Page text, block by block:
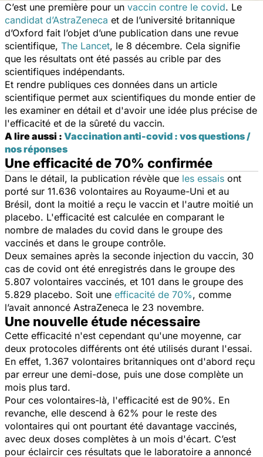
C’est une première pour un vaccin contre le covid. Le
candidat d’AstraZeneca et de l’université britannique
d’Oxford fait l’objet d’une publication dans une revue
scientifique, The Lancet, le 8 décembre. Cela signifie
que les résultats ont été passés au crible par des
scientifiques indépendants.
Et rendre publiques ces données dans un article
scientifique permet aux scientifiques du monde entier de
les examiner en détail et d'avoir une idée plus précise de
l'efficacité et de la sûreté du vaccin.
A lire aussi : Vaccination anti-covid : vos questions /
nos réponses
Une efficacité de 70% confirmée
Dans le détail, la publication révèle que les essais ont
porté sur 11.636 volontaires au Royaume-Uni et au
Brésil, dont la moitié a reçu le vaccin et l'autre moitié un
placebo. L'efficacité est calculée en comparant le
nombre de malades du covid dans le groupe des
vaccinés et dans le groupe contrôle.
Deux semaines après la seconde injection du vaccin, 30
cas de covid ont été enregistrés dans le groupe des
5.807 volontaires vaccinés, et 101 dans le groupe des
5.829 placebo. Soit une efficacité de 70%, comme
l’avait annoncé AstraZeneca le 23 novembre.
Une nouvelle étude nécessaire
Cette efficacité n'est cependant qu'une moyenne, car
deux protocoles différents ont été utilisés durant l'essai.
En effet, 1.367 volontaires britanniques ont d'abord reçu
par erreur une demi-dose, puis une dose complète un
mois plus tard.
Pour ces volontaires-là, l'efficacité est de 90%. En
revanche, elle descend à 62% pour le reste des
volontaires qui ont pourtant été davantage vaccinés,
avec deux doses complètes à un mois d'écart. C’est
pour éclaircir ces résultats que le laboratoire a annoncé